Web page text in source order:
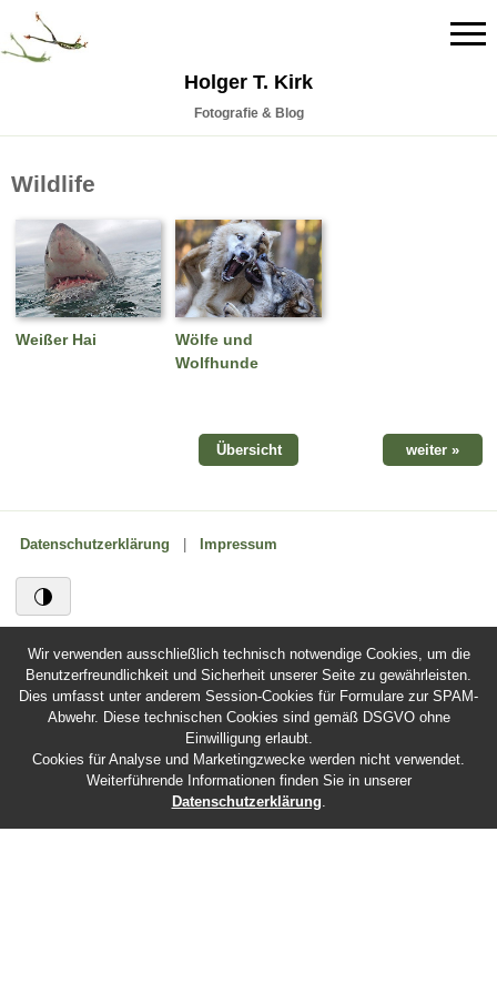
Holger T. Kirk
Fotografie & Blog
Wildlife
Weißer Hai
Wölfe und
Wolfhunde
weiter »
Übersicht
Datenschutzerklärung Impressum
Wir verwenden ausschließlich technisch notwendige Cookies, um die
Benutzerfreundlichkeit und Sicherheit unserer Seite zu gewährleisten.
Dies umfasst unter anderem Session-Cookies für Formulare zur SPAM-
Abwehr. Diese technischen Cookies sind gemäß DSGVO ohne
Einwilligung erlaubt.
Cookies für Analyse und Marketingzwecke werden nicht verwendet.
Weiterführende Informationen finden Sie in unserer
Datenschutzerklärung